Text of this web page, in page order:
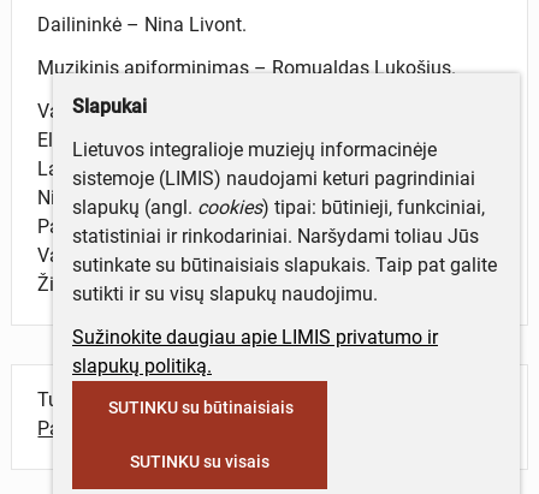
Dailininkė – Nina Livont.
Muzikinis apiforminimas – Romualdas Lukošius.
Vaidina: Vladas Baranauskas, Sigitas Jakubauskas,
Elena Jasnauskaitė, Rimanta Krilavičiūtė, Faustina
Laurinaitytė, Edmundas Leonavičius, Irena Liutikaitė,
Nijolė Narmontaitė, Vilija Paleckaitė, Eduardas
Pauliukonis, Pranas Piaulokas, Arūnas Sabonaitis,
Vaclovas Tamašauskas, Antanas Venckus, Juozas
Žibūda.
Turite daugiau informacijos apie objektą?
Parašykite mums!
Slapukai
Lietuvos integralioje muziejų informacinėje
sistemoje (LIMIS) naudojami keturi pagrindiniai
slapukų (angl. cookies) tipai: būtinieji, funkciniai,
statistiniai ir rinkodariniai. Naršydami toliau Jūs
sutinkate su būtinaisiais slapukais. Taip pat galite
sutikti ir su visų slapukų naudojimu.
Sužinokite daugiau apie LIMIS privatumo ir
slapukų politiką.
SUTINKU su būtinaisiais
SUTINKU su visais